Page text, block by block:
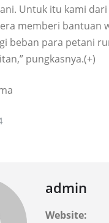
Untuk itu kami dari
memberi bantuan
beban para petani
pungkasnya.(+)
admin
Website: